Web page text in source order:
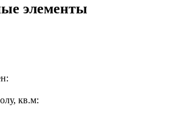
элементы
кв.м: